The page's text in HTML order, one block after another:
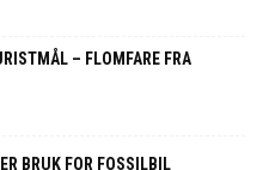
– FLOMFARE FRA
BRUK FOR FOSSILBIL